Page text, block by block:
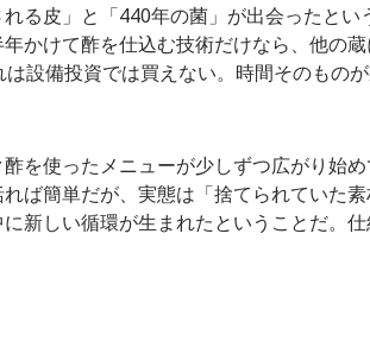
る皮」と「440年の菌」が出会ったとい
かけて酢を仕込む技術だけなら、他の
設備投資では買えない。時間そのもの
を使ったメニューが少しずつ広がり始
ば簡単だが、実態は「捨てられていた
新しい循環が生まれたということだ。仕